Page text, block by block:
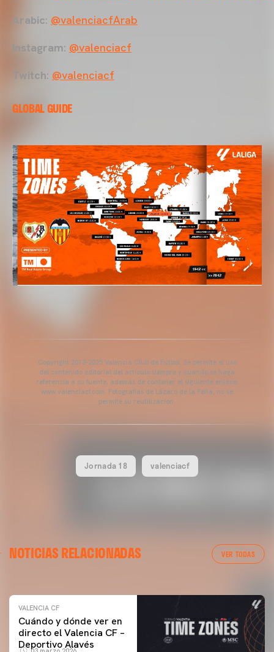
Arabic: @valenciacfArab
Instagram: @valenciacf
Twitch: @valenciacf
GLOBAL GUIDE
Copyright 2013-2025 Valencia Club de Fútbol. Se permite el uso
del contenido editorial del artículo siempre y cuando se haga
referencia a su fuente, además de contener el siguiente enlace:
www.valenciacf.com. Fotografías de Lázaro de la Peña, no se
permite su reutilización.
Jornada 18 valenciacf
NOTICIAS RELACIONADAS VER TODAS
ENTRENAMIENTO DEL VALENCIA CF 04/03/26
VALENCIA CF
Cuándo y dónde ver en
directo el Valencia CF –
Deportivo Alavés